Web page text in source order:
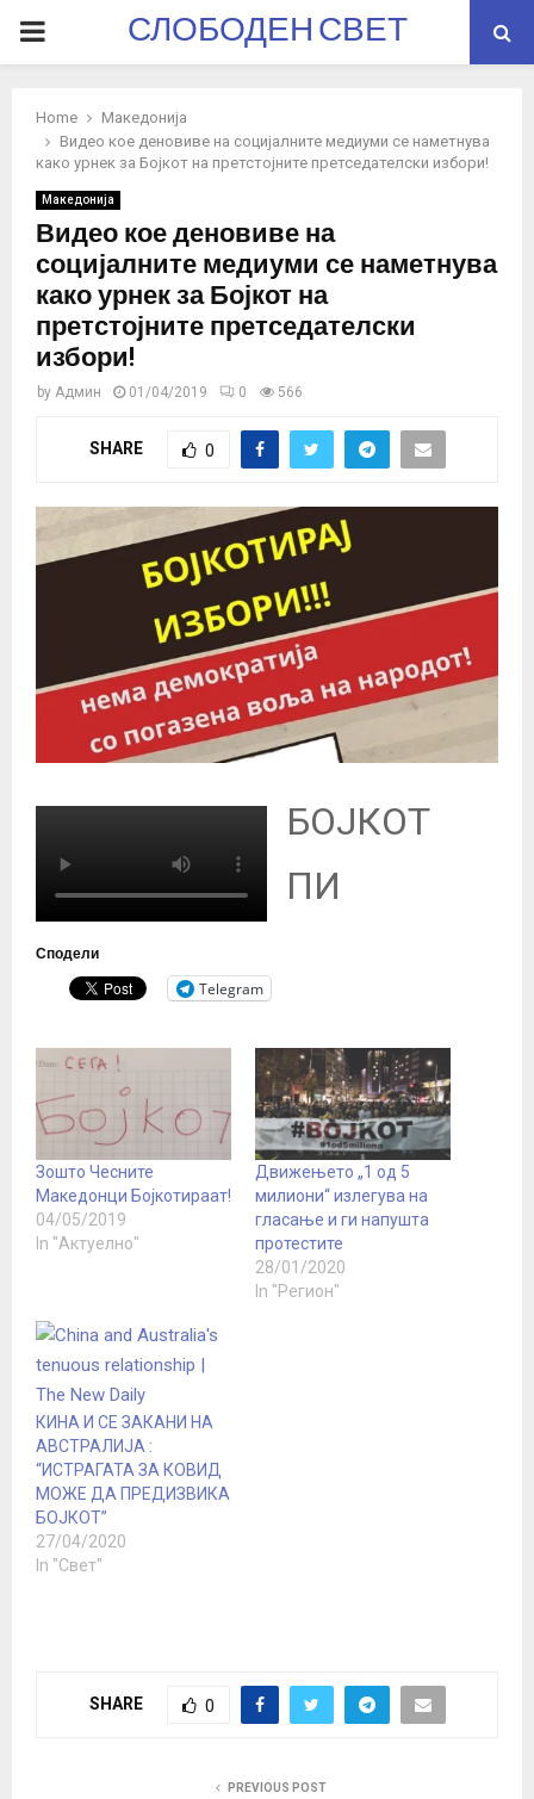
PRIMARYСЛОБОДЕН СВЕТ
Home
Македонија
Видео кое деновиве на социјалните медиуми се наметнува
како урнек за Бојкот на претстојните претседателски избори!
Македонија
Видео кое деновиве на
социјалните медиуми се наметнува
како урнек за Бојкот на
претстојните претседателски
избори!
by Админ 01/04/2019 0 566
SHARE 0
БОЈКОТ
ПИ
Сподели
Telegram
Зошто Чесните
Македонци Бојкотираат!
04/05/2019
In "Актуелно"
Движењето „1 од 5
милиони“ излегува на
гласање и ги напушта
протестите
28/01/2020
In "Регион"
КИНА И СЕ ЗАКАНИ НА
АВСТРАЛИЈА :
“ИСТРАГАТА ЗА КОВИД
МОЖЕ ДА ПРЕДИЗВИКА
БОЈКОТ”
27/04/2020
In "Свет"
SHARE 0
PREVIOUS POST